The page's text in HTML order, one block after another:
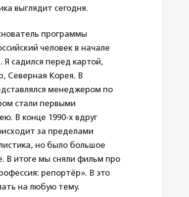
выглядит сегодня.
программы
человек в начале
садился перед картой,
Северная Корея. В
менеджером по
стали первыми
В конце 1990-х вдруг
за пределами
но было большое
В итоге мы сняли фильм про
репортёр». В это
на любую тему.